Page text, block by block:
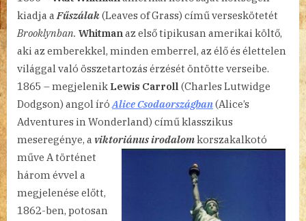
kiadja aFűszálak(Leaves of Grass) című verseskötetét
Brooklynban. Whitmanaz első tipikusan amerikai költő,
aki az emberekkel, minden emberrel, az élő és élettelen
világgal való összetartozás érzését öntötte verseibe.
1865 – megjelenik Lewis Carroll (Charles Lutwidge
Dodgson) angol íróAlice Csodaországban(Alice’s
Adventures in Wonderland) című klasszikus
meseregénye, a viktoriánus irodalomkorszakalkotó
műve A történet
három évvel a
megjelenése előtt,
1862-ben, potosan